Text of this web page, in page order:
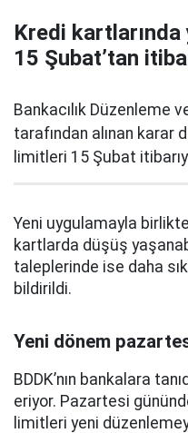
Kredi
15 Şubat’tan
Bankacılık Düzenleme
tarafından alınan karar
limitleri 15 Şubat
Yeni uygulamayla
kartlarda düşüş
taleplerinde ise daha
bildirildi.
Yeni dönem
BDDK’nın bankalara
eriyor. Pazartesi
limitleri yeni